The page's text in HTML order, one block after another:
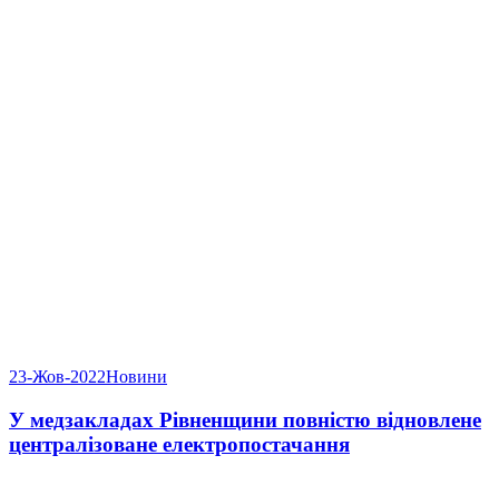
23-Жов-2022Новини
У медзакладах Рівненщини повністю відновлене
централізоване електропостачання